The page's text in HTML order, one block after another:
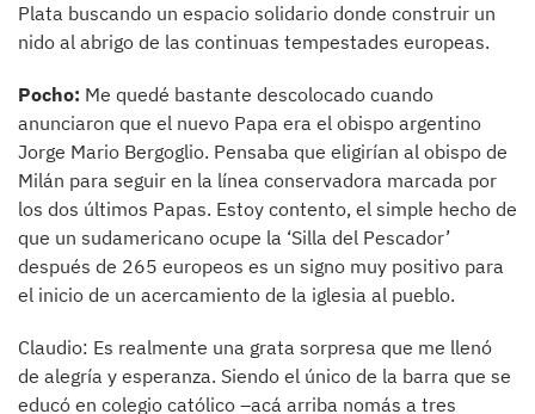
Plata buscando un espacio solidario donde construir un
nido al abrigo de las continuas tempestades europeas.
Pocho: Me quedé bastante descolocado cuando
anunciaron que el nuevo Papa era el obispo argentino
Jorge Mario Bergoglio. Pensaba que eligirían al obispo de
Milán para seguir en la línea conservadora marcada por
los dos últimos Papas. Estoy contento, el simple hecho de
que un sudamericano ocupe la ‘Silla del Pescador’
después de 265 europeos es un signo muy positivo para
el inicio de un acercamiento de la iglesia al pueblo.
Claudio: Es realmente una grata sorpresa que me llenó
de alegría y esperanza. Siendo el único de la barra que se
educó en colegio católico –acá arriba nomás a tres